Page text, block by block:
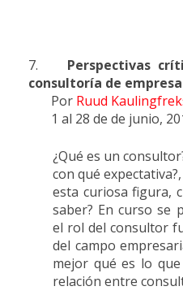
7. Perspectivas
consultoría de
Por Ruud
1 al 28 de de junio,
¿Qué es un
con qué
esta curiosa figura,
saber? En curso se
el rol del consultor
del campo
mejor qué es lo
relación entre